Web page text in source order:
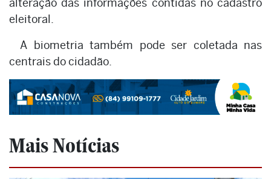
alteração das informações contidas no cadastro
eleitoral.
A biometria também pode ser coletada nas
centrais do cidadão.
Mais Notícias